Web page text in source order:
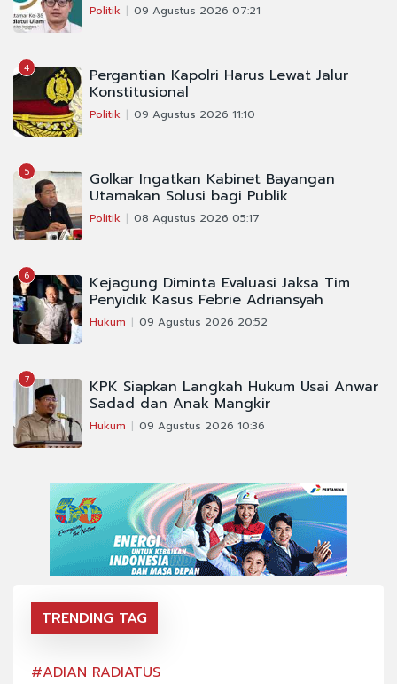
Politik 09 Agustus 2026 07:21
4 Pergantian Kapolri Harus Lewat Jalur
Konstitusional
Politik 09 Agustus 2026 11:10
5 Golkar Ingatkan Kabinet Bayangan
Utamakan Solusi bagi Publik
Politik 08 Agustus 2026 05:17
6 Kejagung Diminta Evaluasi Jaksa Tim
Penyidik Kasus Febrie Adriansyah
Hukum 09 Agustus 2026 20:52
7 KPK Siapkan Langkah Hukum Usai Anwar
Sadad dan Anak Mangkir
Hukum 09 Agustus 2026 10:36
TRENDING TAG
#ADIAN RADIATUS